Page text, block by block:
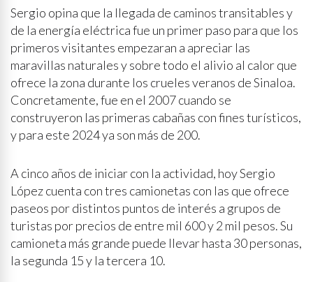
Sergio opina que la llegada de caminos transitables y
de la energía eléctrica fue un primer paso para que los
primeros visitantes empezaran a apreciar las
maravillas naturales y sobre todo el alivio al calor que
ofrece la zona durante los crueles veranos de Sinaloa.
Concretamente, fue en el 2007 cuando se
construyeron las primeras cabañas con fines turísticos,
y para este 2024 ya son más de 200.
A cinco años de iniciar con la actividad, hoy Sergio
López cuenta con tres camionetas con las que ofrece
paseos por distintos puntos de interés a grupos de
turistas por precios de entre mil 600 y 2 mil pesos. Su
camioneta más grande puede llevar hasta 30 personas,
la segunda 15 y la tercera 10.